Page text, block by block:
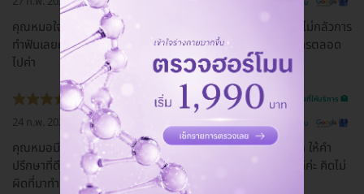
คุณหมอใจดีสุดๆ ลูกไปพบหมอฟันครั้งแรก ประทับใจคุณหมอ ไม่กลัวการ
ทำฟันเลยค่ะ ร้านสะอาด พนักงานบริการดี เป็นกันเอง จะใช้บริการตลอด
ไปค่า
รีวิวสถานที่ให้บริการ 🏥
24 ก.พ. 2021 ดูรีวิวต้นฉบับ
คุณหมอมีความเชี่ยวชาญทำฟันปลอมทำออกมาสีธรรมชาติมาก ให้คำ
ปรึกษาที่ดี พูดจาสุภาพ ผู้ช่วยน่ารัก คลินิกสะอาด โดยรวมแล้วดีค่ะ คิดไม่
ผิดที่มาทำฟันคลินิกนี้ไม่แปลกที่คนไข้จะเยอะขนาดนี้